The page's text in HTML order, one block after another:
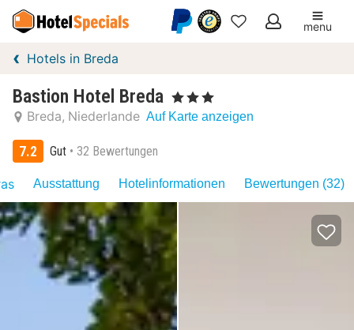
Meine
menu
Hotels in Breda
Bastion Hotel Breda , 3 Sterne
Breda Niederlande Auf Karte anzeigen
7.2 Gut 32 Bewertungen
Ausstattung Hotelinformationen Bewertungen (32)